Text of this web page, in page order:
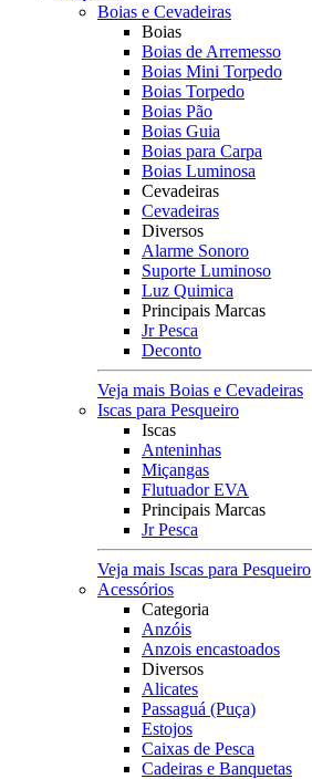
Boias e Cevadeiras
Boias
Boias de Arremesso
Boias Mini Torpedo
Boias Torpedo
Boias Pão
Boias Guia
Boias para Carpa
Boias Luminosa
Cevadeiras
Cevadeiras
Diversos
Alarme Sonoro
Suporte Luminoso
Luz Quimica
Principais Marcas
Jr Pesca
Deconto
Veja mais Boias e Cevadeiras
Iscas para Pesqueiro
Iscas
Anteninhas
Miçangas
Flutuador EVA
Principais Marcas
Jr Pesca
Veja mais Iscas para Pesqueiro
Acessórios
Categoria
Anzóis
Anzois encastoados
Diversos
Alicates
Passaguá (Puça)
Estojos
Caixas de Pesca
Cadeiras e Banquetas